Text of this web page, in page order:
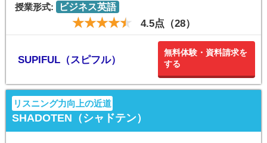
授業形式:
ビジネス英語
4.5点（28）
SUPIFUL（スピフル）
無料体験・資料請求を
する
リスニング力向上の近道
SHADOTEN（シャドテン）